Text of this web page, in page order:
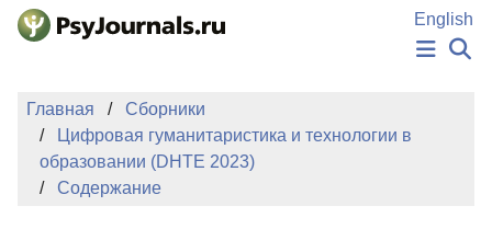
Перейти к основному содержанию
English
НОВОСТИ
АВТОРЫ
ПОДАТЬ РУКОПИСЬ
Главная
Сборники
Цифровая гуманитаристика и технологии в
образовании (DHTE 2023)
Содержание